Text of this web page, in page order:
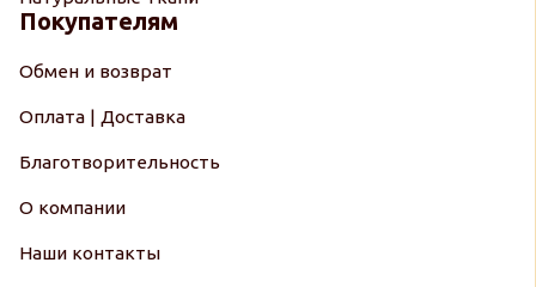
Покупателям
Обмен и возврат
Оплата | Доставка
Благотворительность
О компании
Наши контакты